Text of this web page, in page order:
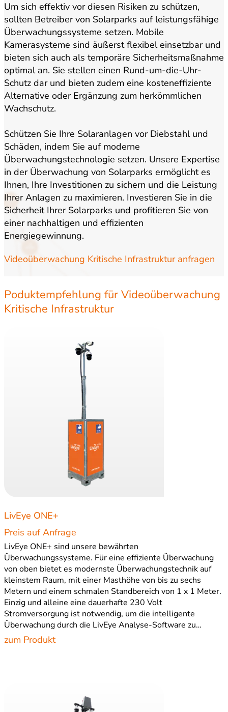
Um sich effektiv vor diesen Risiken zu schützen,
sollten Betreiber von Solarparks auf leistungsfähige
Überwachungssysteme setzen. Mobile
Kamerasysteme sind äußerst flexibel einsetzbar und
bieten sich auch als temporäre Sicherheitsmaßnahme
optimal an. Sie stellen einen Rund-um-die-Uhr-
Schutz dar und bieten zudem eine kosteneffiziente
Alternative oder Ergänzung zum herkömmlichen
Wachschutz.
Schützen Sie Ihre Solaranlagen vor Diebstahl und
Schäden, indem Sie auf moderne
Überwachungstechnologie setzen. Unsere Expertise
in der Überwachung von Solarparks ermöglicht es
Ihnen, Ihre Investitionen zu sichern und die Leistung
Ihrer Anlagen zu maximieren. Investieren Sie in die
Sicherheit Ihrer Solarparks und profitieren Sie von
einer nachhaltigen und effizienten
Energiegewinnung.
Videoüberwachung Kritische Infrastruktur anfragen
Poduktempfehlung für Videoüberwachung
Kritische Infrastruktur
LivEye ONE+
Preis auf Anfrage
LivEye ONE+ sind unsere bewährten
Überwachungssysteme. Für eine effiziente Überwachung
von oben bietet es modernste Überwachungstechnik auf
kleinstem Raum, mit einer Masthöhe von bis zu sechs
Metern und einem schmalen Standbereich von 1 x 1 Meter.
Einzig und alleine eine dauerhafte 230 Volt
Stromversorgung ist notwendig, um die intelligente
Überwachung durch die LivEye Analyse-Software zu…
zum Produkt